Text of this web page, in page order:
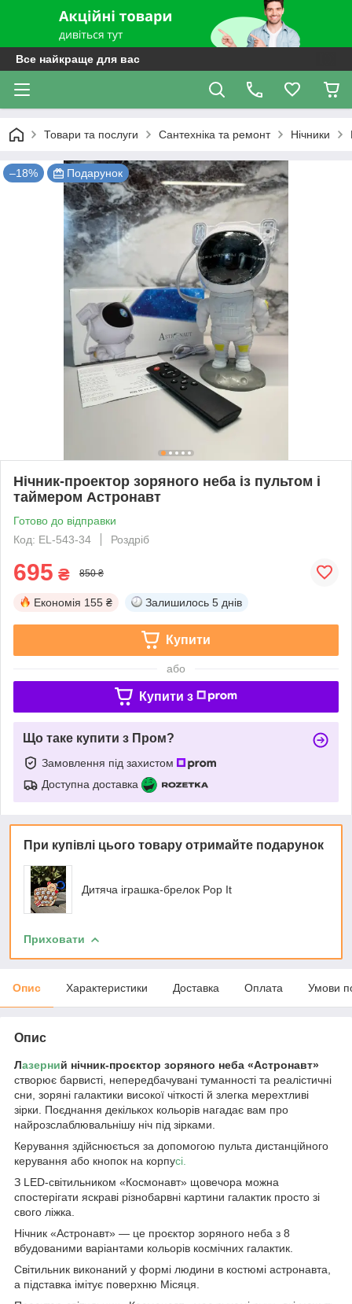
Все найкраще для вас
Товари та послуги Сантехніка та ремонт Нічники
–18% Подарунок
Нічник-проектор зоряного неба із пультом і
таймером Астронавт
Готово до відправки
Код: EL-543-34
Роздріб
695 ₴ 850 ₴
Економія 155 ₴ Залишилось 5 днів
Купити
або
Купити з
Що таке купити з Пром?
Замовлення під захистом
Доступна доставка
При купівлі цього товару отримайте подарунок
Дитяча іграшка-брелок Pop It
Приховати
Опис Характеристики Доставка Оплата Умови
Опис
Лазерний нічник-проєктор зоряного неба «Астронавт»
створює барвисті, непередбачувані туманності та реалістичні
сни, зоряні галактики високої чіткості й злегка мерехтливі
зірки. Поєднання декількох кольорів нагадає вам про
найрозслаблювальнішу ніч під зірками.
Керування здійснюється за допомогою пульта дистанційного
керування або кнопок на корпусі.
З LED-світильником «Космонавт» щовечора можна
спостерігати яскраві різнобарвні картини галактик просто зі
свого ліжка.
Нічник «Астронавт» — це проєктор зоряного неба з 8
вбудованими варіантами кольорів космічних галактик.
Світильник виконаний у формі людини в костюмі астронавта,
а підставка імітує поверхню Місяця.